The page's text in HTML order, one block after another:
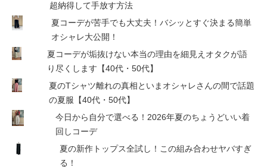
超納得して手放す方法
夏コーデが苦手でも大丈夫！バシッとすぐ決まる簡単
オシャレ大公開！
夏コーデが垢抜けない本当の理由を細見えオタクが語
り尽くします【40代・50代】
夏のTシャツ離れの真相といまオシャレさんの間で話題
の夏服【40代・50代】
今日から自分で選べる！2026年夏のちょうどいい着
回しコーデ
夏の新作トップス全試し！この組み合わせヤバすぎ
る！